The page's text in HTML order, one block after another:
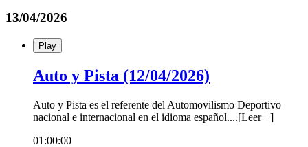
13/04/2026
Play
Auto y Pista (12/04/2026)
Auto y Pista es el referente del Automovilismo Deportivo
nacional e internacional en el idioma español....[Leer +]
01:00:00